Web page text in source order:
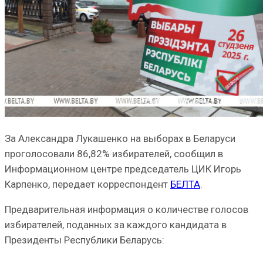
За Александра Лукашенко на выборах в Беларуси
проголосовали 86,82% избирателей, сообщил в
Информационном центре председатель ЦИК Игорь
Карпенко, передает корреспондент БЕЛТА.
Предварительная информация о количестве голосов
избирателей, поданных за каждого кандидата в
Президенты Республики Беларусь: